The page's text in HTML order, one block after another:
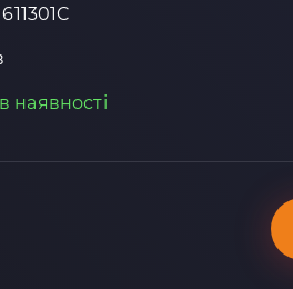
в наявності